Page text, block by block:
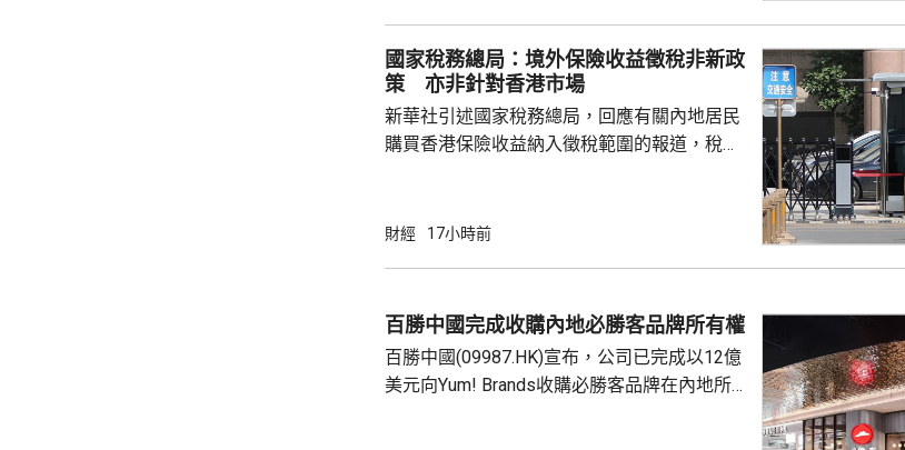
國家稅務總局：境外保險收益徵稅非新政
策 亦非針對香港市場
新華社引述國家稅務總局，回應有關內地居民
購買香港保險收益納入徵稅範圍的報道，稅務
行納稅義務，境外保險收益也屬於應納稅所得
從境外取得，包括保險收益在內，應依法繳納
個人所得稅，是國際通行做法，亦是中國個人
所得稅法實施以來，一直堅持的基本原則...
財經 17小時前
百勝中國完成收購內地必勝客品牌所有權
百勝中國(09987.HK)宣布，公司已完成以12億
美元向Yum! Brands收購必勝客品牌在內地所